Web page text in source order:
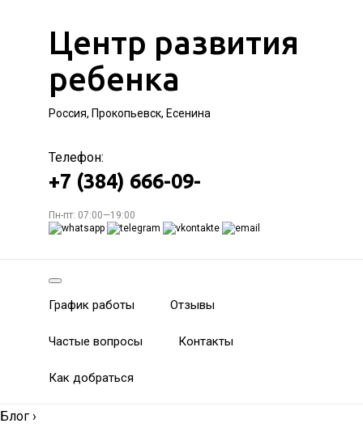
Центр развития
ребенка
Россия, Прокопьевск, Есенина
Телефон:
+7 (384) 666-09-
Пн-пт: 07:00—19:00
График работы Отзывы
Частые вопросы Контакты
Как добраться
Блог ›